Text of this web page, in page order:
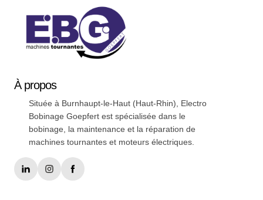
Àpropos
Située à Burnhaupt-le-Haut (Haut-Rhin), Electro
Bobinage Goepfert est spécialisée dans le
bobinage, la maintenance et la réparation de
machines tournantes et moteurs électriques.